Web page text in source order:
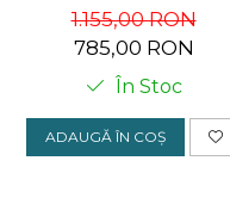
1.155,00 RON
785,00 RON
În Stoc
ADAUGĂ ÎN COȘ